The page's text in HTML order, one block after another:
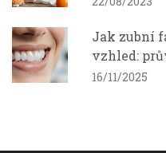
Jak zubní
vzhled:
dokonalý
16/11/2025